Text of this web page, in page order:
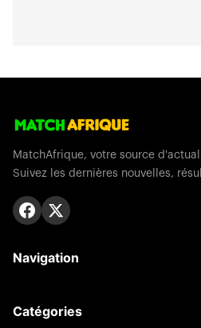
MatchAfrique, votre source
Suivez les dernières nouvelles,
Navigation
Catégories